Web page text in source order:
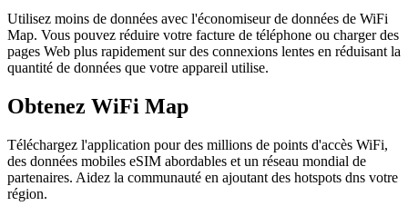
Utilisez moins de données avec l'économiseur de données de WiFi
Map. Vous pouvez réduire votre facture de téléphone ou charger des
pages Web plus rapidement sur des connexions lentes en réduisant la
quantité de données que votre appareil utilise.
Obtenez WiFi Map
Téléchargez l'application pour des millions de points d'accès WiFi,
des données mobiles eSIM abordables et un réseau mondial de
partenaires. Aidez la communauté en ajoutant des hotspots dns votre
région.